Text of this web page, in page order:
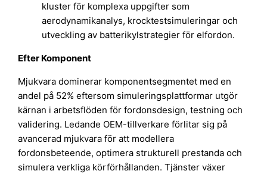
kluster för komplexa uppgifter som
aerodynamikanalys, krocktestsimuleringar och
utveckling av batterikylstrategier för elfordon.
Efter Komponent
Mjukvara dominerar komponentsegmentet med en
andel på 52% eftersom simuleringsplattformar utgör
kärnan i arbetsflöden för fordonsdesign, testning och
validering. Ledande OEM-tillverkare förlitar sig på
avancerad mjukvara för att modellera
fordonsbeteende, optimera strukturell prestanda och
simulera verkliga körförhållanden. Tjänster växer